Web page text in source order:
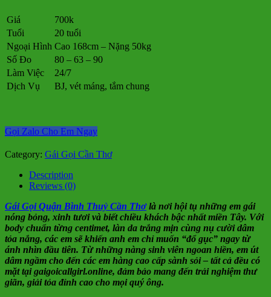
Giá
700k
Tuổi
20 tuổi
Ngoại Hình Cao 168cm – Nặng 50kg
Số Đo
80 – 63 – 90
Làm Việc
24/7
Dịch Vụ
BJ, vét máng, tắm chung
Gọi Zalo Cho Em Ngay
Category: Gái Gọi Cần Thơ
Description
Reviews (0)
Gái Gọi Quận Bình Thuỷ Cần Thơlà nơi hội tụ những em gái
nóng bỏng, xinh tươi và biết chiều khách bậc nhất miền Tây. Với
body chuẩn từng centimet, làn da trắng mịn cùng nụ cười dâm
tỏa nắng, các em sẽ khiến anh em chỉ muốn “đổ gục” ngay từ
ánh nhìn đầu tiên. Từ những nàng sinh viên ngoan hiền, em út
dâm ngầm cho đến các em hàng cao cấp sành sỏi – tất cả đều có
mặt tại gaigoicallgirl.online, đảm bảo mang đến trải nghiệm thư
giãn, giải tỏa đỉnh cao cho mọi quý ông.